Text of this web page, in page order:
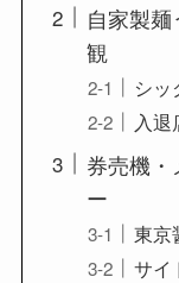
自家製
観
シ
入退
券売機・
ー
東京
サイ